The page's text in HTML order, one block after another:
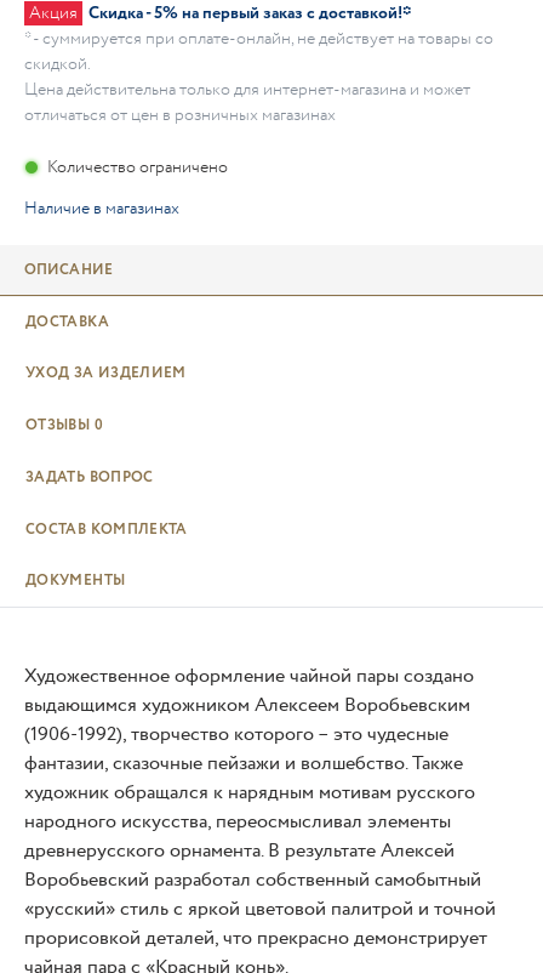
Акция Скидка - 5% на первый заказ с доставкой!*
* - суммируется при оплате-онлайн, не действует на товары со
скидкой.
Цена действительна только для интернет-магазина и может
отличаться от цен в розничных магазинах
Количество ограничено
Наличие в магазинах
ОПИСАНИЕ
ДОСТАВКА
УХОД ЗА ИЗДЕЛИЕМ
ОТЗЫВЫ 0
ЗАДАТЬ ВОПРОС
СОСТАВ КОМПЛЕКТА
ДОКУМЕНТЫ
Художественное оформление чайной пары создано
выдающимся художником Алексеем Воробьевским
(1906-1992), творчество которого – это чудесные
фантазии, сказочные пейзажи и волшебство. Также
художник обращался к нарядным мотивам русского
народного искусства, переосмысливал элементы
древнерусского орнамента. В результате Алексей
Воробьевский разработал собственный самобытный
«русский» стиль с яркой цветовой палитрой и точной
прорисовкой деталей, что прекрасно демонстрирует